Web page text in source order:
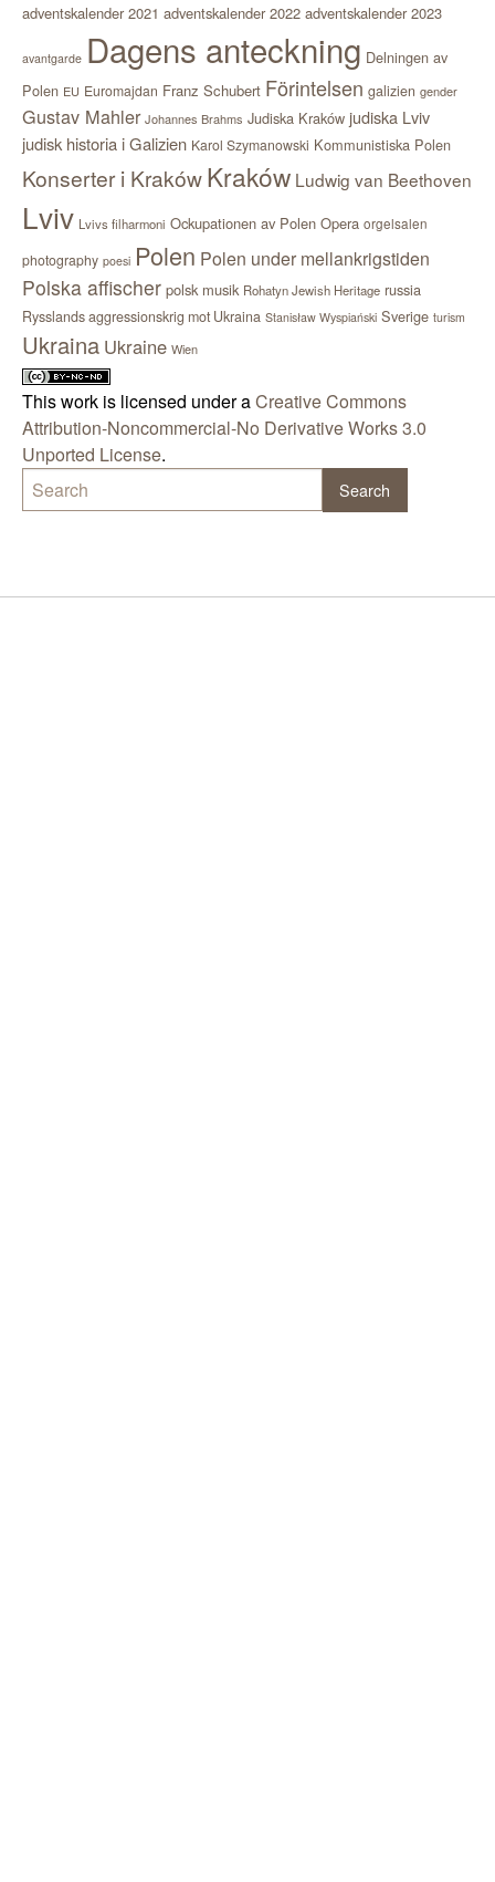
adventskalender 2021 adventskalender 2022 adventskalender 2023
avantgarde Dagens anteckning Delningen av
Polen EU Euromajdan Franz Schubert Förintelsen galizien gender
Gustav Mahler Johannes Brahms Judiska Kraków judiska Lviv
judisk historia i Galizien Karol Szymanowski Kommunistiska Polen
Konserter i KrakówKraków Ludwig van Beethoven
Lviv Lvivs filharmoni Ockupationen av Polen Opera orgelsalen
photography poesi Polen Polen under mellankrigstiden
Polska affischer polsk musik Rohatyn Jewish Heritage russia
Rysslands aggressionskrig mot Ukraina Stanisław Wyspiański Sverige turism
Ukraina Ukraine Wien
This work is licensed under aCreative Commons
Attribution-Noncommercial-No Derivative Works 3.0
Unported License.